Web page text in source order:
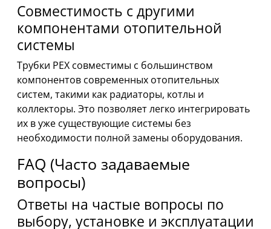
Совместимость с другими
компонентами отопительной
системы
Трубки PEX совместимы с большинством
компонентов современных отопительных
систем, такими как радиаторы, котлы и
коллекторы. Это позволяет легко интегрировать
их в уже существующие системы без
необходимости полной замены оборудования.
FAQ (Часто задаваемые
вопросы)
Ответы на частые вопросы по
выбору, установке и эксплуатации